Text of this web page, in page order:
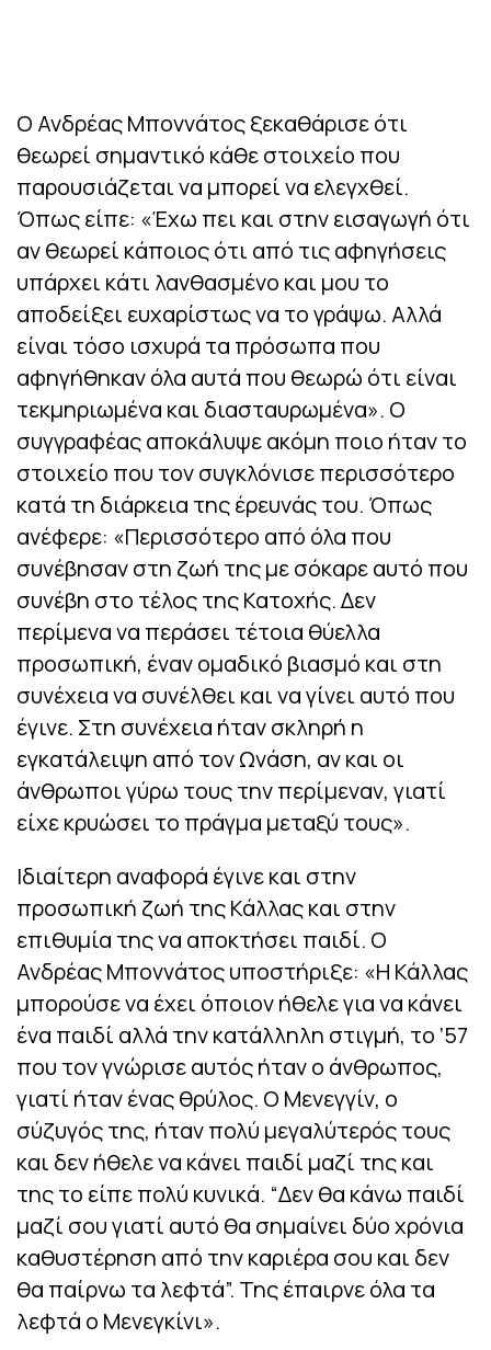
Ο Ανδρέας Μποννάτος ξεκαθάρισε ότι
θεωρεί σημαντικό κάθε στοιχείο που
παρουσιάζεται να μπορεί να ελεγχθεί.
Όπως είπε: «Έχω πει και στην εισαγωγή ότι
αν θεωρεί κάποιος ότι από τις αφηγήσεις
υπάρχει κάτι λανθασμένο και μου το
αποδείξει ευχαρίστως να το γράψω. Αλλά
είναι τόσο ισχυρά τα πρόσωπα που
αφηγήθηκαν όλα αυτά που θεωρώ ότι είναι
τεκμηριωμένα και διασταυρωμένα». Ο
συγγραφέας αποκάλυψε ακόμη ποιο ήταν το
στοιχείο που τον συγκλόνισε περισσότερο
κατά τη διάρκεια της έρευνάς του. Όπως
ανέφερε: «Περισσότερο από όλα που
συνέβησαν στη ζωή της με σόκαρε αυτό που
συνέβη στο τέλος της Κατοχής. Δεν
περίμενα να περάσει τέτοια θύελλα
προσωπική, έναν ομαδικό βιασμό και στη
συνέχεια να συνέλθει και να γίνει αυτό που
έγινε. Στη συνέχεια ήταν σκληρή η
εγκατάλειψη από τον Ωνάση, αν και οι
άνθρωποι γύρω τους την περίμεναν, γιατί
είχε κρυώσει το πράγμα μεταξύ τους».
Ιδιαίτερη αναφορά έγινε και στην
προσωπική ζωή της Κάλλας και στην
επιθυμία της να αποκτήσει παιδί. Ο
Ανδρέας Μποννάτος υποστήριξε: «Η Κάλλας
μπορούσε να έχει όποιον ήθελε για να κάνει
ένα παιδί αλλά την κατάλληλη στιγμή, το ’57
που τον γνώρισε αυτός ήταν ο άνθρωπος,
γιατί ήταν ένας θρύλος. Ο Μενεγγίν, ο
σύζυγός της, ήταν πολύ μεγαλύτερός τους
και δεν ήθελε να κάνει παιδί μαζί της και
της το είπε πολύ κυνικά. “Δεν θα κάνω παιδί
μαζί σου γιατί αυτό θα σημαίνει δύο χρόνια
καθυστέρηση από την καριέρα σου και δεν
θα παίρνω τα λεφτά”. Της έπαιρνε όλα τα
λεφτά ο Μενεγκίνι».